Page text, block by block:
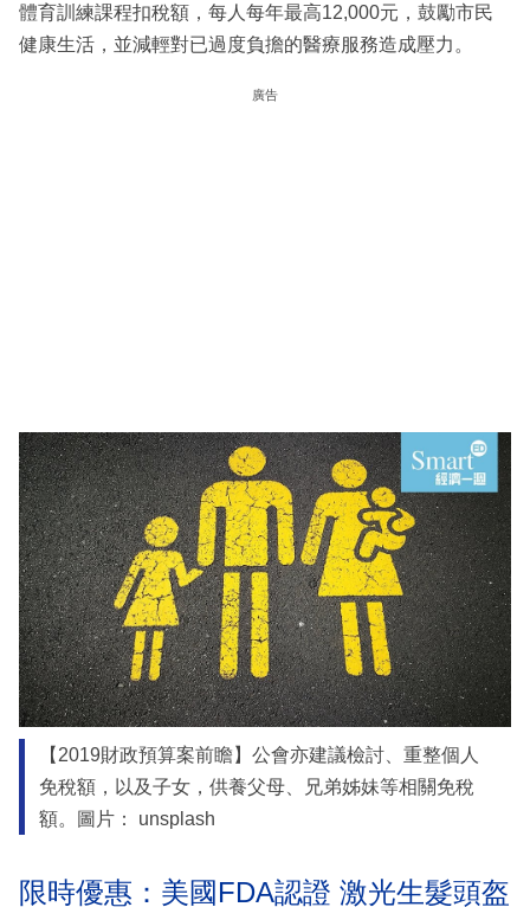
體育訓練課程扣稅額，每人每年最高12,000元，鼓勵市民
健康生活，並減輕對已過度負擔的醫療服務造成壓力。
廣告
【2019財政預算案前瞻】公會亦建議檢討、重整個人
免稅額，以及子女，供養父母、兄弟姊妹等相關免稅
額。圖片： unsplash
限時優惠：美國FDA認證 激光生髮頭盔